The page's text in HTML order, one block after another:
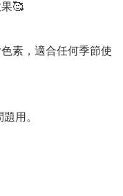
🥰
素，適合任何季節使
用。